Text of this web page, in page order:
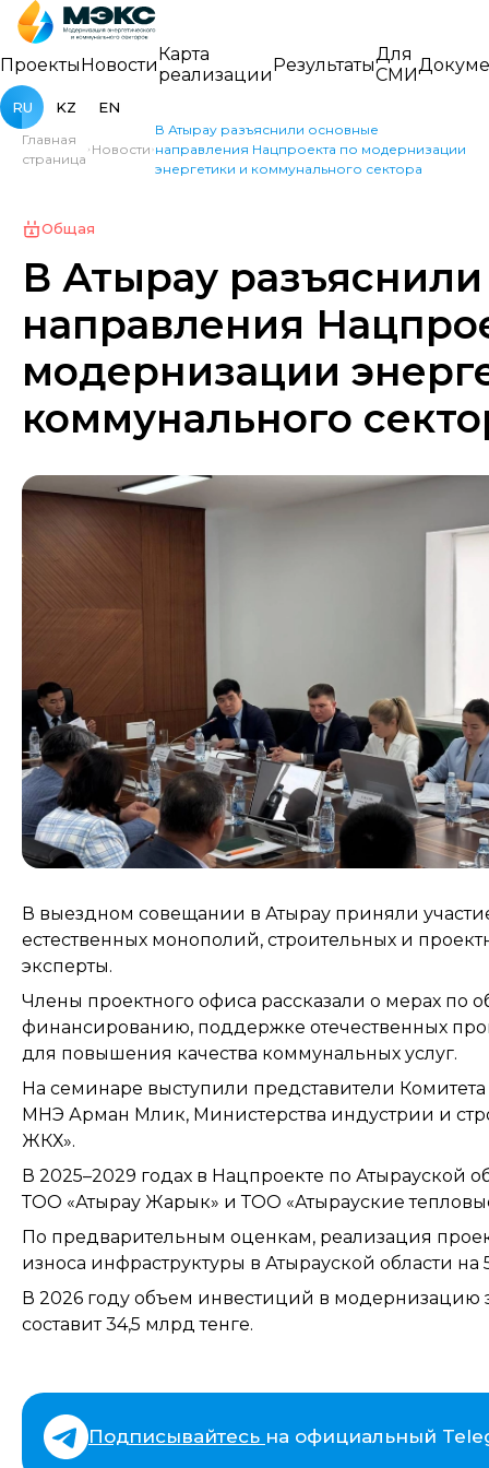
ПроектыНовостиКарта
реализацииРезультатыДля
СМИ
RU KZ EN
Главная
страница
Новости
В Атырау разъяснили основные
направления Нацпроекта по модернизации
энергетики и коммунального сектора
Общая
В Атырау
направления
модернизации
коммунального
В выездном совещании в Атырау приняли
естественных монополий, строительных и
эксперты.
Члены проектного офиса рассказали о мерах
финансированию, поддержке отечественных
для повышения качества коммунальных услуг.
На семинаре выступили представители
МНЭ Арман Мәлик, Министерства индустрии и
ЖКХ».
В 2025–2029 годах в Нацпроекте по Атырауской
ТОО «Атырау Жарык» и ТОО «Атырауские
По предварительным оценкам, реализация
износа инфраструктуры в Атырауской области на
В 2026 году объем инвестиций в модернизацию
составит 34,5 млрд тенге.
Подписывайтесь на официальный